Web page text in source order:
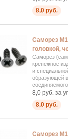
8,0 руб.
Саморез
головкой,
Саморез
крепёжное
и
образующей
8,0 руб. за
8,0 руб.
Саморез